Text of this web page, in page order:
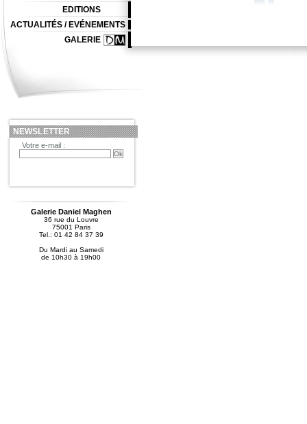
EDITIONS
ACTUALITÉS / EVÉNEMENTS
GALERIE
NEWSLETTER
Votre e-mail :
Galerie Daniel Maghen
36 rue du Louvre
75001 Paris
Tel.: 01 42 84 37 39
Du Mardi au Samedi
de 10h30 à 19h00